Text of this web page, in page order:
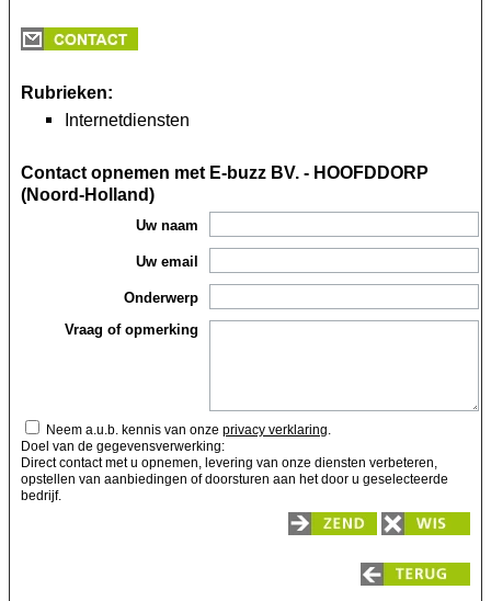
Rubrieken:
Internetdiensten
Contact opnemen met E-buzz BV. - HOOFDDORP
(Noord-Holland)
Uw naam
Uw email
Onderwerp
Vraag of opmerking
Neem a.u.b. kennis van onze privacy verklaring.
Doel van de gegevensverwerking:
Direct contact met u opnemen, levering van onze diensten verbeteren,
opstellen van aanbiedingen of doorsturen aan het door u geselecteerde
bedrijf.
Zend
Wis